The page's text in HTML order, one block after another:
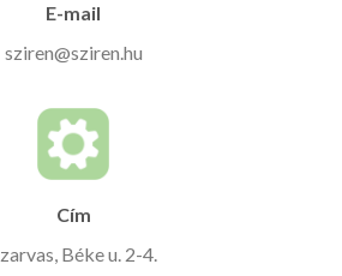
E-mail
sziren@sziren.hu
Cím
Béke u. 2-4.